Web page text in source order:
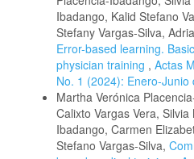
Ibadango, Kalid Stefano
Stefany Vargas-Silva,
Error-based learning.
physician training , Actas
No. 1 (2024): Enero-Junio
Martha Verónica
Calixto Vargas Vera,
Ibadango, Carmen
Stefano Vargas-Silva,